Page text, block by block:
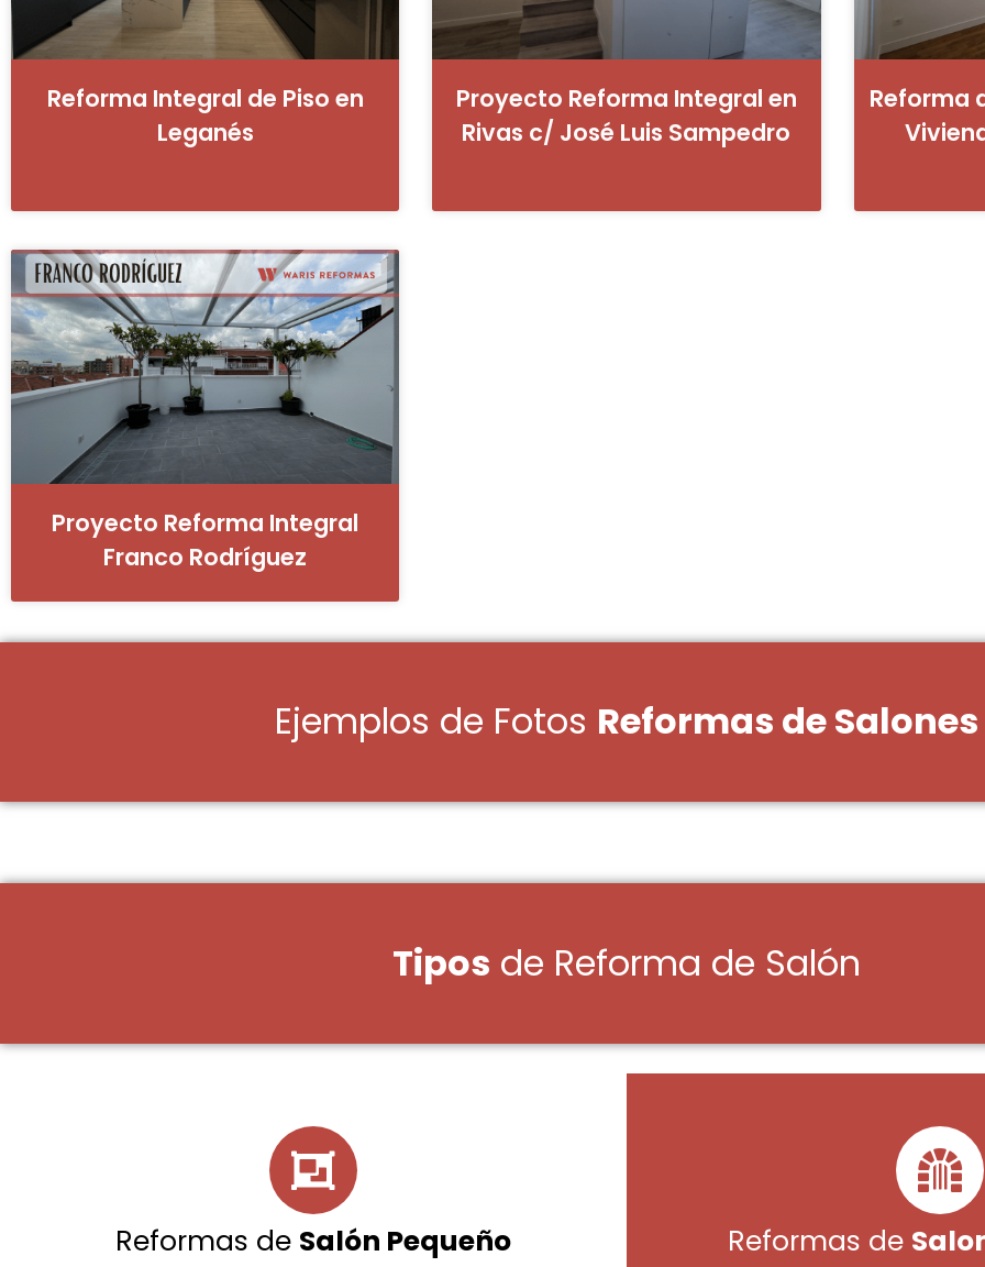
Reforma Integral de Piso en
Leganés
Proyecto Reforma Integral en
Rivas c/ José Luis Sampedro
Reforma
Proyecto Reforma Integral
Franco Rodríguez
Ejemplos de Fotos Reformas de Salones
Tipos de Reforma de Salón
Reformas de Salón Pequeño Reformas de